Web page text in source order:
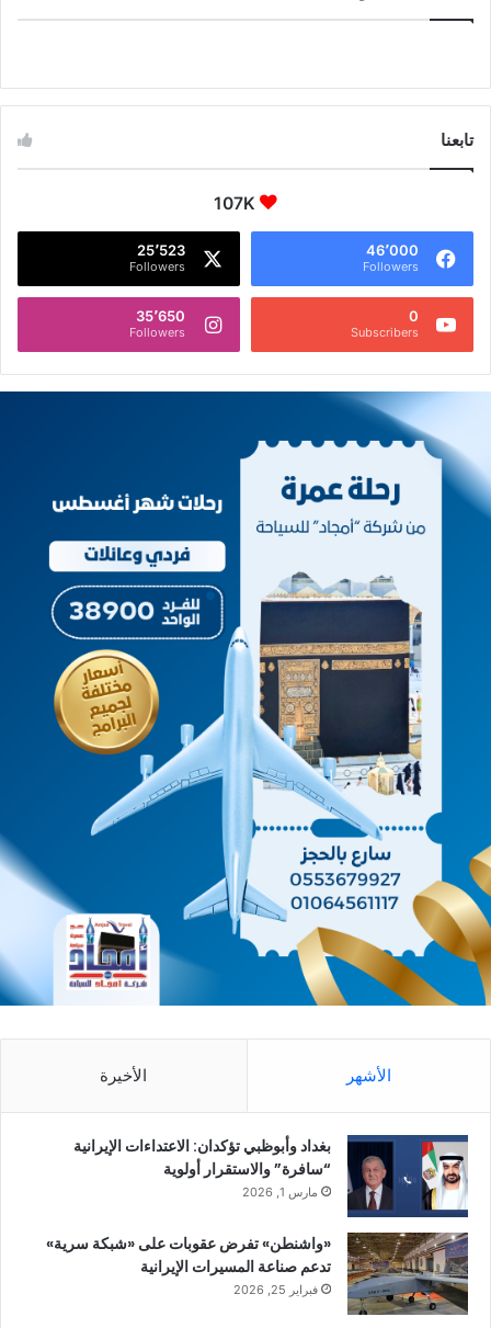
تابعنا
107K
46٬000
Followers
25٬523
Followers
0
Subscribers
35٬650
Followers
الأشهر الأخيرة
بغداد وأبوظبي تؤكدان: الاعتداءات الإيرانية
“سافرة” والاستقرار أولوية
مارس 1, 2026
«واشنطن» تفرض عقوبات على «شبكة سرية»
تدعم صناعة المسيرات الإيرانية
فبراير 25, 2026